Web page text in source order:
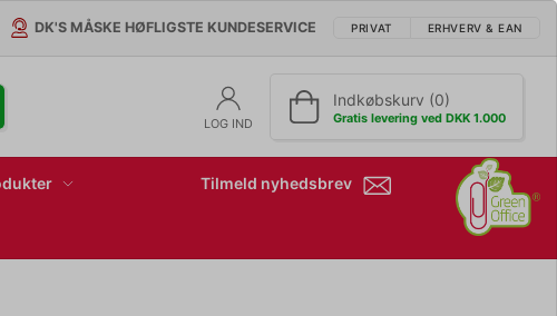
DK'S MÅSKE HØFLIGSTE KUNDESERVICE PRIVAT ERHVERV & EAN
LOG IND
Indkøbskurv (0)
Gratis levering ved DKK 1.000
Tilmeld nyhedsbrev